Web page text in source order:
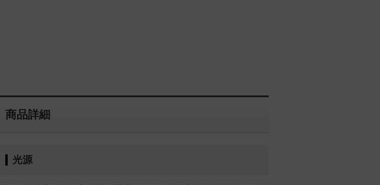
商品詳細
光源